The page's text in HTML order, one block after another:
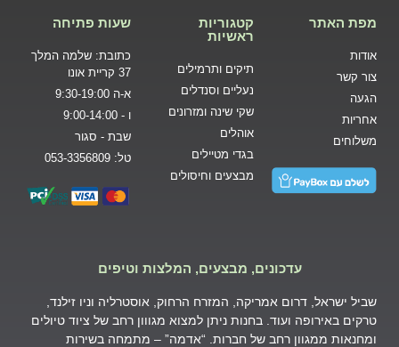
מפת האתר
אודות
צור קשר
הגעה
אחריות
משלוחים
קטגוריות
ראשיות
תיקים ותרמילים
נעליים וסנדלים
שקי שינה ומזרונים
אוהלים
בגדי מטיילים
מבצעים וחיסולים
שעות פתיחה
כתובת: שלמה המלך
37 קריית אונו
א-ה 9:30-19:00
ו - 9:00-14:00
שבת - סגור
טל: 053-3356809
עדכונים, מבצעים, המלצות וטיפים
שביל ישראל, דרום אמריקה, המזרח הרחוק, אוסטרליה וניו זילנד,
טרקים באירופה ועוד. בחנות ניתן למצוא מגווון רחב של ציוד טיולים
ומחנאות ממגוון רחב של חברות. “אדמה” – מתמחה בשירות